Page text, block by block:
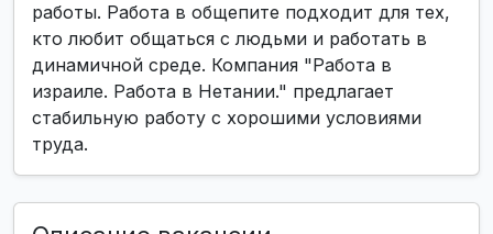
работы. Работа в общепите подходит для тех,
кто любит общаться с людьми и работать в
динамичной среде. Компания "Работа в
израиле. Работа в Нетании." предлагает
стабильную работу с хорошими условиями
труда.